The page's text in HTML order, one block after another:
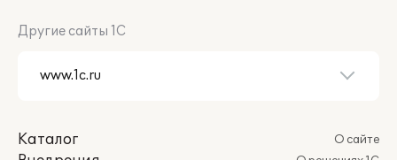
Другие сайты 1С
Каталог
О сайте